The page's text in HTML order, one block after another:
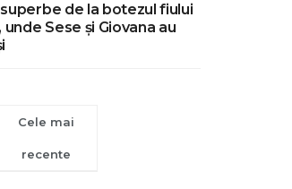
de la botezul fiului
unde Sese și Giovana au
Cele mai
recente